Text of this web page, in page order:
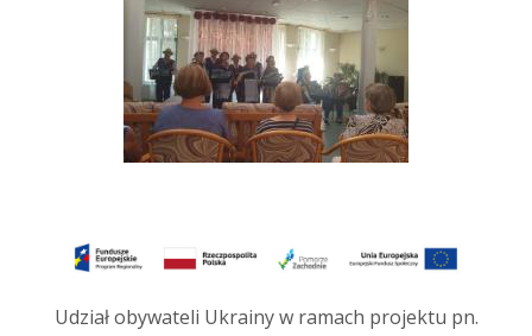
Udział obywateli Ukrainy w ramach projektu pn.